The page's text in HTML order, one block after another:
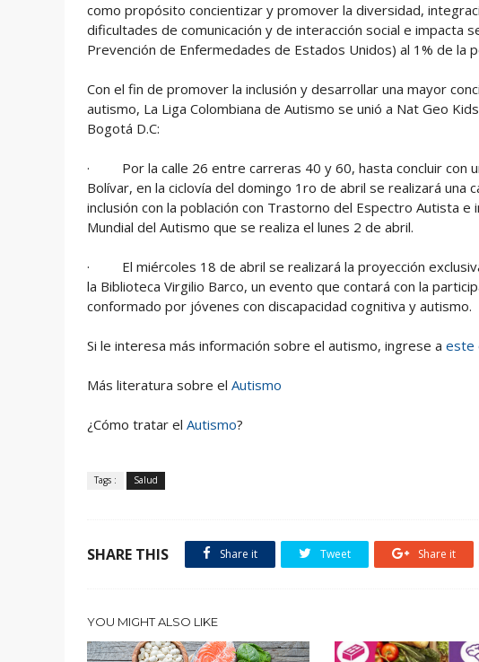
como propósito concientizar y promover la diversidad,
dificultades de comunicación y de interacción social e impacta
Prevención de Enfermedades de Estados Unidos) al 1% de la
Con el fin de promover la inclusión y desarrollar una mayor
autismo, La Liga Colombiana de Autismo se unió a Nat Geo
Bogotá D.C:
· Por la calle 26 entre carreras 40 y 60, hasta concluir con
Bolívar, en la ciclovía del domingo 1ro de abril se realizará una
inclusión con la población con Trastorno del Espectro Autista e
Mundial del Autismo que se realiza el lunes 2 de abril.
· El miércoles 18 de abril se realizará la proyección
la Biblioteca Virgilio Barco, un evento que contará con la
conformado por jóvenes con discapacidad cognitiva y autismo.
Si le interesa más información sobre el autismo, ingrese a este
Más literatura sobre el Autismo
¿Cómo tratar el Autismo?
Tags : Salud
SHARE THIS Share it Tweet Share it
YOU MIGHT ALSO LIKE